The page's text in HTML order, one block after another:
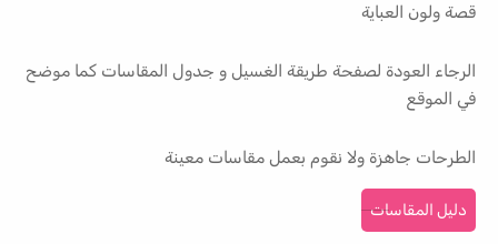
قصة ولون العباية
الرجاء العودة لصفحة طريقة الغسيل و جدول المقاسات كما موضح
في الموقع
الطرحات جاهزة ولا نقوم بعمل مقاسات معينة
دليل المقاسات